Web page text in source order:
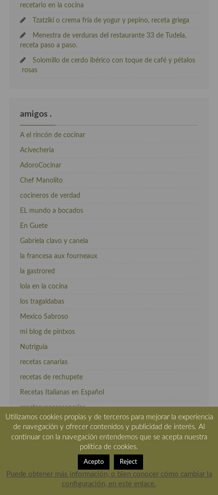
recetario en la cocina
Tzatziki o crema fría de yogur y pepino, receta griega
Menestra de verduras del restaurante 33 de Tudela,
receta paso a paso.
Solomillo de cerdo ibérico con toque de café y pétalos
rosas
amigos .
A el rincón de cocinar
Acivecheria
AdoroCocinar
Chef Manolito
cocineros de verdad
EL mundo a bocados
En Guete
Gabriela clavo y canela
la francesa aux fourneaux
la gastrored
lola en la cocina
los tragaldabas
Mexico Sabroso
mi blog de pintxos
Nutriguia
recetas canarias
recetas de rechupete
Recetas Italianas en Español
recetasycosascanarias
Sueño con ser cocinera
tvcocina
velocidadcuchara.com
Utilizamos cookies propias y de terceros para mejorar la experiencia
de navegación y ofrecer contenidos y publicidad de interés. Al
continuar con la navegación entendemos que se acepta nuestra
política de cookies.
Acepto Reject
Puede obtener más información, o bien conocer cómo cambiar la
configuración, en este enlace.